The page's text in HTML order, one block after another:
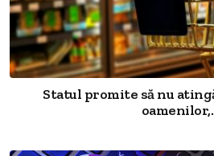
Statul promite să nu